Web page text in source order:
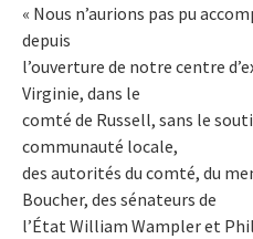
« Nous n’aurions pas pu
depuis
l’ouverture de notre centre
Virginie, dans le
comté de Russell, sans le
communauté locale,
des autorités du comté, du
Boucher, des sénateurs de
l’État William Wampler et